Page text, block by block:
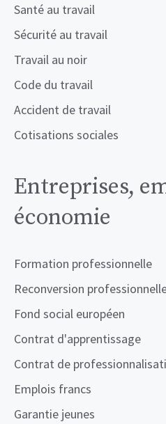
Santé au travail
Sécurité au travail
Travail au noir
Code du travail
Accident de travail
Cotisations sociales
Entreprises,
économie
Formation professionnelle
Reconversion
Fond social européen
Contrat d'apprentissage
Contrat de
Emplois francs
Garantie jeunes